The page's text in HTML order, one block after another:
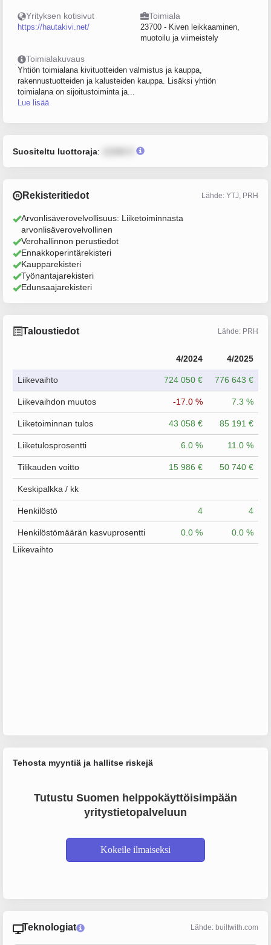
Yrityksen kotisivut
https://hautakivi.net/
Toimiala
23700 - Kiven leikkaaminen,
muotoilu ja viimeistely
Toimialakuvaus
Yhtiön toimialana kivituotteiden valmistus ja kauppa,
rakennustuotteiden ja kalusteiden kauppa. Lisäksi yhtiön
toimialana on sijoitustoiminta ja...
Lue lisää
Suositeltu luottoraja:
Rekisteritiedot Lähde: YTJ, PRH
Arvonlisäverovelvollisuus: Liiketoiminnasta
arvonlisäverovelvollinen
Verohallinnon perustiedot
Ennakkoperintärekisteri
Kaupparekisteri
Työnantajarekisteri
Edunsaajarekisteri
Taloustiedot Lähde: PRH
4/2024 4/2025
Liikevaihto 724 050 € 776 643 €
Liikevaihdon muutos -17.0 % 7.3 %
Liiketoiminnan tulos 43 058 € 85 191 €
Liiketulosprosentti 6.0 % 11.0 %
Tilikauden voitto 15 986 € 50 740 €
Keskipalkka / kk
Henkilöstö 4 4
Henkilöstömäärän kasvuprosentti 0.0 %
0.0 %
Liikevaihto
Tehosta myyntiä ja hallitse riskejä
Tutustu Suomen helppokäyttöisimpään
yritystietopalveluun
Kokeile ilmaiseksi
Teknologiat Lähde: builtwith.com